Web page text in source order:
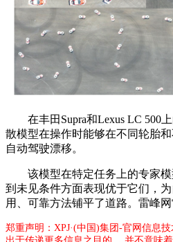
在丰田Supra和Lexus LC 500
散模型在操作时能够在不同轮胎
自动驾驶漂移。
该模型在特定任务上的专家模
到未见条件方面表现优于它们，
用、可靠方法铺平了道路。雷峰
郑重声明：XPJ·(中国)集团-官网信息